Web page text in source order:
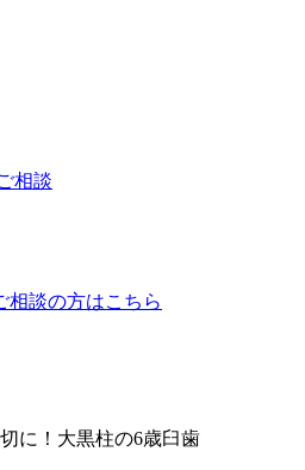
相談
に！大黒柱の6歳臼歯